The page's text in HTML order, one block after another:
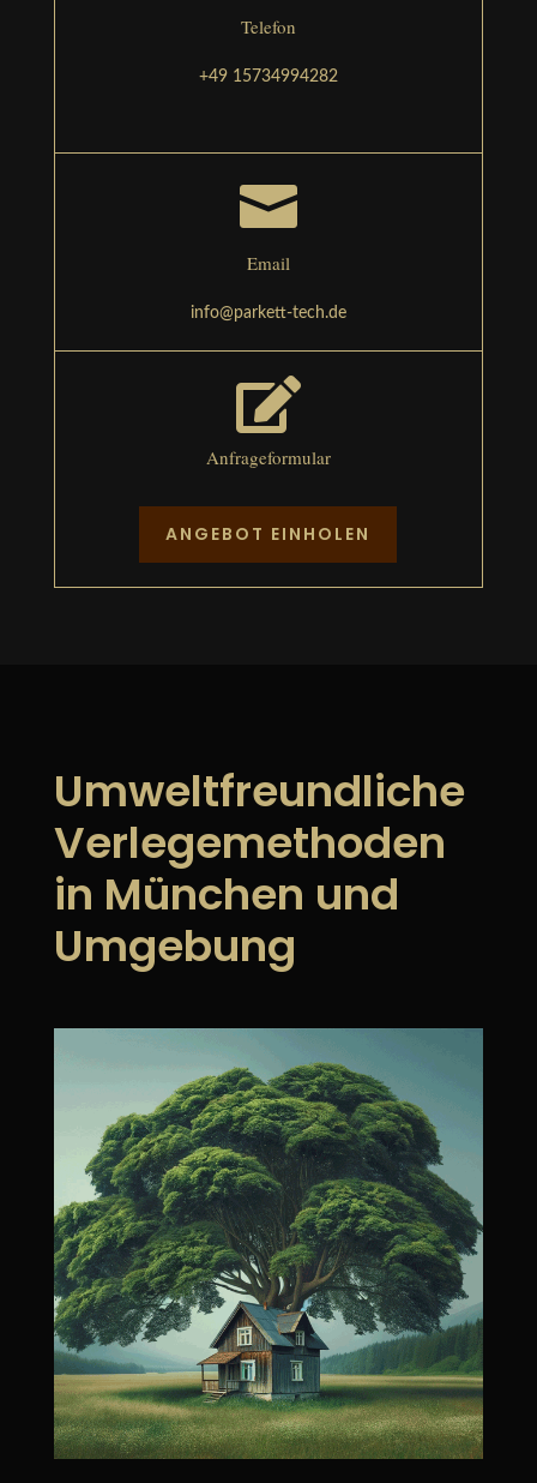
Telefon
+49 15734994282

Email
info@parkett-tech.de

Anfrageformular
ANGEBOT EINHOLEN
Umweltfreundliche
Verlegemethoden
in München und
Umgebung